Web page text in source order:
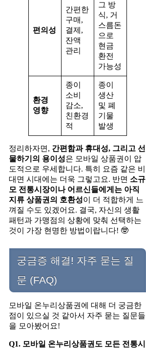
편의성
간편한
구매,
결제,
잔액
관리
그 방
식, 거
스름돈
으로
현금
환전
가능성
환경
영향
종이
소비
감소,
친환경
적
종이
생산
및 폐
기물
발생
정리하자면, 간편함과 휴대성, 그리고 선
물하기의 용이성은 모바일 상품권이 압
도적으로 우세합니다. 특히 요즘 같은 비
대면 시대에는 더욱 그렇고요. 반면 소규
모 전통시장이나 어르신들에게는 아직
지류 상품권의 호환성이 더 적합하게 느
껴질 수도 있겠어요. 결국, 자신의 생활
패턴과 가맹점의 상황에 맞춰 선택하는
것이 가장 현명한 방법이랍니다! 🤓
궁금증 해결! 자주 묻는 질
문 (FAQ)
모바일 온누리상품권에 대해 더 궁금한
점이 있으실 것 같아서 자주 묻는 질문들
을 모아봤어요!
Q1. 모바일 온누리상품권도 모든 전통시